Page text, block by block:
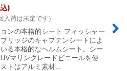
)
荷は未定です）
ンの本格的シート フィッシャー
リッジのキャプテンシートによ
る本格的なヘルムシート。シー
マリングレードビニールを使
トはアルミ素材…